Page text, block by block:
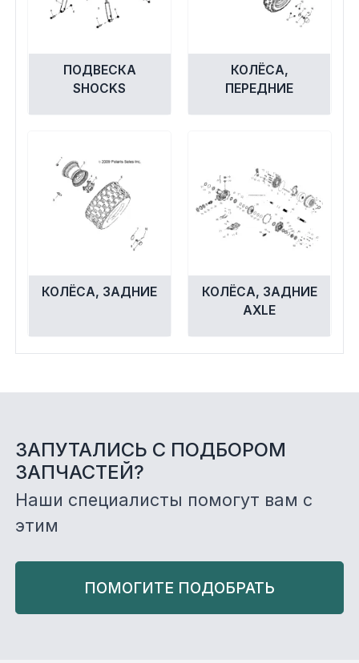
ПОДВЕСКА
SHOCKS
КОЛЁСА,
ПЕРЕДНИЕ
КОЛЁСА, ЗАДНИЕ
КОЛЁСА, ЗАДНИЕ
AXLE
ЗАПУТАЛИСЬ С ПОДБОРОМ
ЗАПЧАСТЕЙ?
Наши специалисты помогут вам с
этим
ПОМОГИТЕ ПОДОБРАТЬ